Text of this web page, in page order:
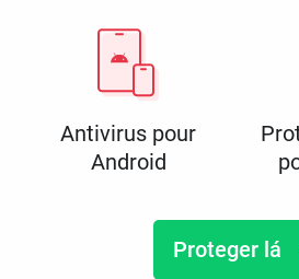
Antivirus pour
Android
Proteger lá